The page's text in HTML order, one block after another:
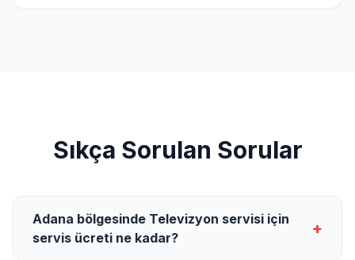
Sıkça Sorulan Sorular
Adana bölgesinde Televizyon servisi için
servis ücreti ne kadar?
+